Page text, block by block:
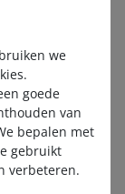
we
goede
van
bepalen met
gebruikt
verbeteren.